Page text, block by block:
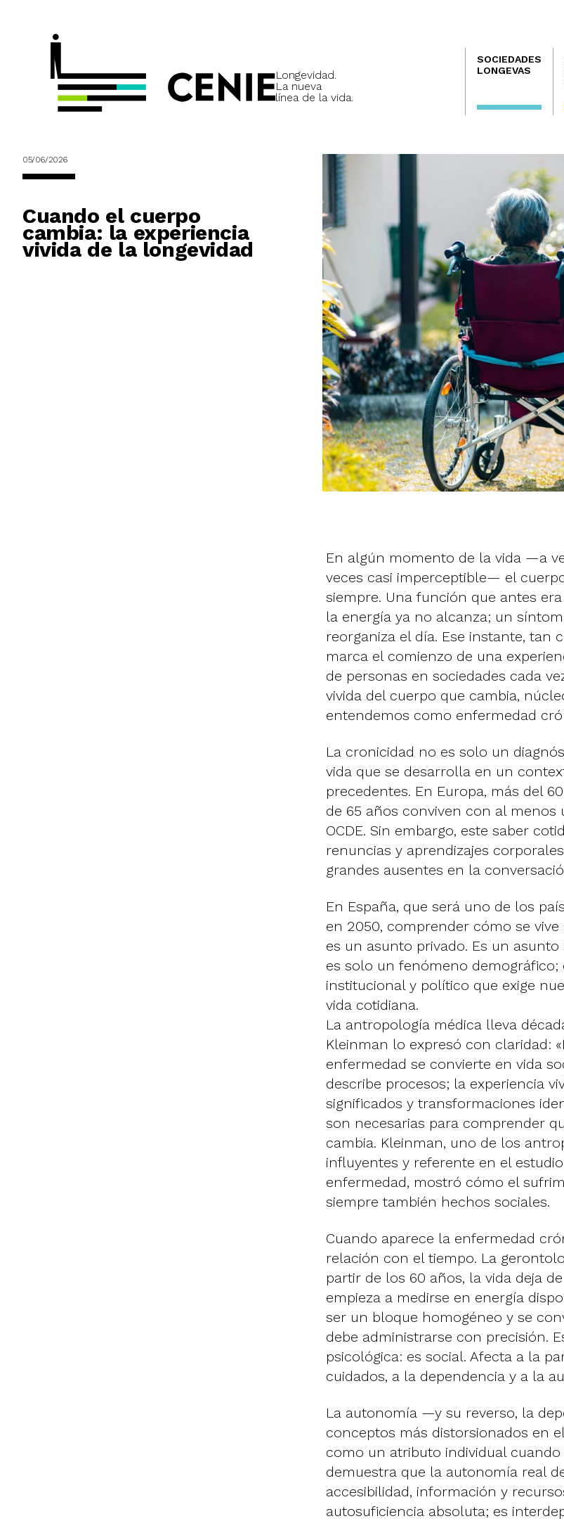
Longevidad.
La nueva
línea de la vida.
Navegación
principal
SOCIEDADES
LONGEVAS
05/06/2026
Cuando el cuerpo
cambia: la experiencia
vivida de la longevidad
En algún momento de la vida —a
veces casi imperceptible— el
siempre. Una función que antes
la energía ya no alcanza; un
reorganiza el día. Ese instante,
marca el comienzo de una
de personas en sociedades cada
vivida del cuerpo que cambia,
entendemos como enfermedad
La cronicidad no es solo un
vida que se desarrolla en un
precedentes. En Europa, más del
de 65 años conviven con al
OCDE. Sin embargo, este saber
renuncias y aprendizajes
grandes ausentes en la
En España, que será uno de los
en 2050, comprender cómo se
es un asunto privado. Es un
es solo un fenómeno
institucional y político que exige
vida cotidiana.
La antropología médica lleva
Kleinman lo expresó con claridad:
enfermedad se convierte en vida
describe procesos; la experiencia
significados y transformaciones
son necesarias para comprender
cambia. Kleinman, uno de los
influyentes y referente en el
enfermedad, mostró cómo el
siempre también hechos sociales.
Cuando aparece la enfermedad
relación con el tiempo. La
partir de los 60 años, la vida deja
empieza a medirse en energía
ser un bloque homogéneo y se
debe administrarse con precisión.
psicológica: es social. Afecta a la
cuidados, a la dependencia y a la
La autonomía —y su reverso, la
conceptos más distorsionados en
como un atributo individual
demuestra que la autonomía real
accesibilidad, información y
autosuficiencia absoluta; es